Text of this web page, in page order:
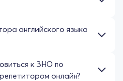
английского языка
к ЗНО по
онлайн?